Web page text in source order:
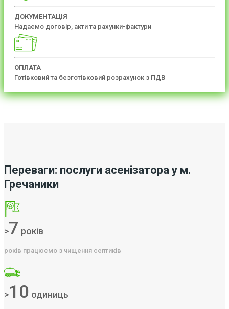
ДОКУМЕНТАЦІЯ
Надаємо договір, акти та рахунки-фактури
ОПЛАТА
Готівковий та безготівковий розрахунок з ПДВ
Переваги: послуги асенізатора у м.
Гречаники
>7 років
років працюємо з чищення септиків
>10 одиниць